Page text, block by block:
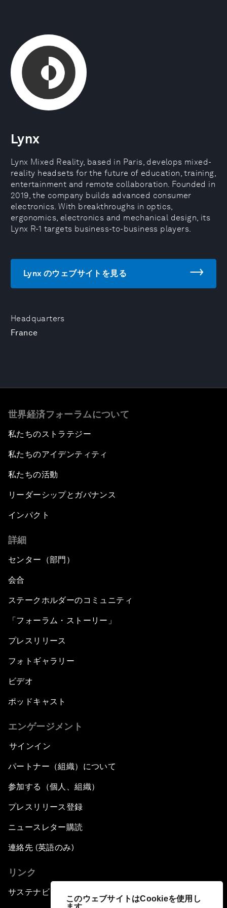
このウェブサイトはCookieを使用し
Headquarters
France
Lynx
Lynx Mixed Reality, based in Paris, develops mixed-
reality headsets for the future of education, training,
entertainment and remote collaboration. Founded in
2019, the company builds advanced consumer
electronics. With breakthroughs in optics,
ergonomics, electronics and mechanical design, its
Lynx R-1 targets business-to-business players.
Lynx のウェブサイトを見る
世界経済フォーラムについて
私たちのストラテジー
私たちのアイデンティティ
私たちの活動
リーダーシップとガバナンス
インパクト
詳細
センター（部門）
会合
ステークホルダーのコミュニティ
「フォーラム・ストーリー」
プレスリリース
フォトギャラリー
ビデオ
ポッドキャスト
エンゲージメント
サインイン
パートナー（組織）について
参加する（個人、組織）
プレスリリース登録
ニュースレター購読
連絡先 (英語のみ)
リンク
サステナビリティへの取り組み